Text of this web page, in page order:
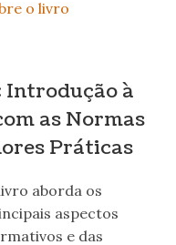
o livro
Introdução à
as Normas
Práticas
aborda os
aspectos
e das